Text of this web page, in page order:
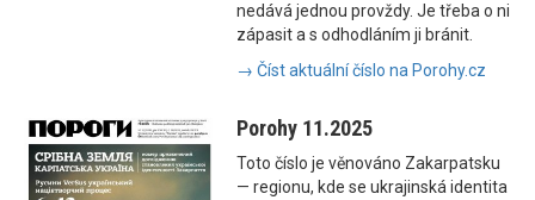
nedává jednou provždy. Je třeba o ni
zápasit a s odhodláním ji bránit.
→ Číst aktuální číslo na Porohy.cz
Porohy 11.2025
Toto číslo je věnováno Zakarpatsku
— regionu, kde se ukrajinská identita